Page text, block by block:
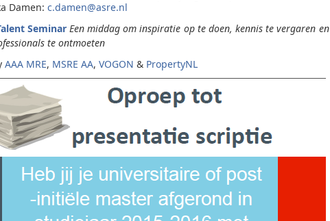
Damen: c.damen@asre.nl
Seminar Een middag om inspiratie op te doen, kennis te vergaren en
te ontmoeten
AAA MRE, MSRE AA, VOGON & PropertyNL